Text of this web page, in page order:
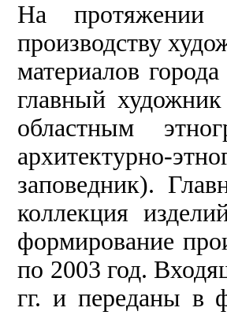
На протяжении
производству
материалов
главный
областным
архитектурно-
заповедник).
коллекция
формирование
по 2003 год.
гг. и переданы в